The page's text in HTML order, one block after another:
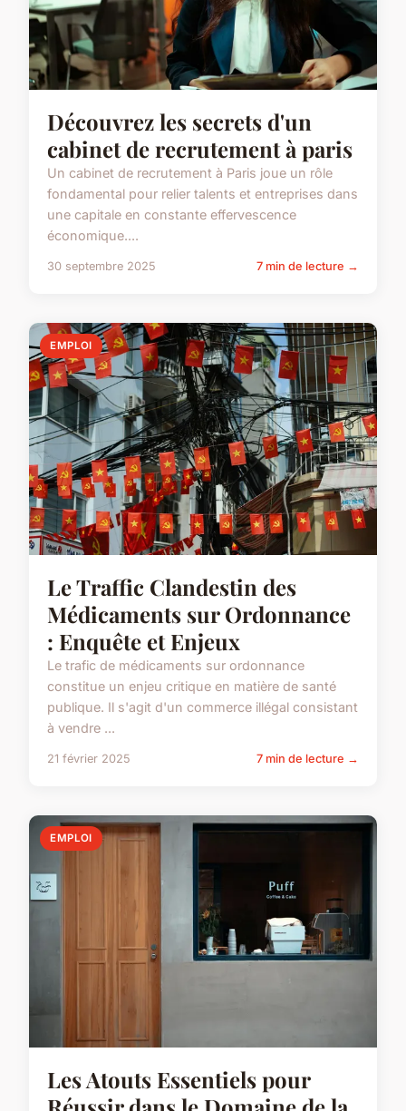
Découvrez les secrets d'un
cabinet de recrutement à paris
Un cabinet de recrutement à Paris joue un rôle
fondamental pour relier talents et entreprises dans
une capitale en constante effervescence
économique....
30 septembre 2025 7 min de lecture →
EMPLOI
Le Traffic Clandestin des
Médicaments sur Ordonnance
: Enquête et Enjeux
Le trafic de médicaments sur ordonnance
constitue un enjeu critique en matière de santé
publique. Il s'agit d'un commerce illégal consistant
à vendre ...
21 février 2025 7 min de lecture →
EMPLOI
Les Atouts Essentiels pour